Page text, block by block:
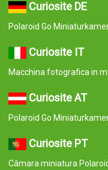
Curiosite DE
Polaroid Go
Curiosite IT
Macchina fotografica in
Curiosite AT
Polaroid Go
Curiosite PT
Câmara miniatura